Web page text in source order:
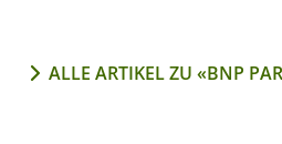
ALLE ARTIKEL ZU «BNP